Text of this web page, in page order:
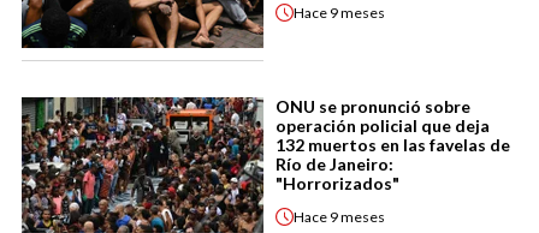
Hace 9 meses
ONU se pronunció sobre
operación policial que deja
132 muertos en las favelas de
Río de Janeiro:
"Horrorizados"
Hace 9 meses